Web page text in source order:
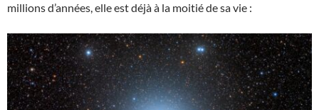
millions d’années, elle est déjà à la moitié de sa vie :